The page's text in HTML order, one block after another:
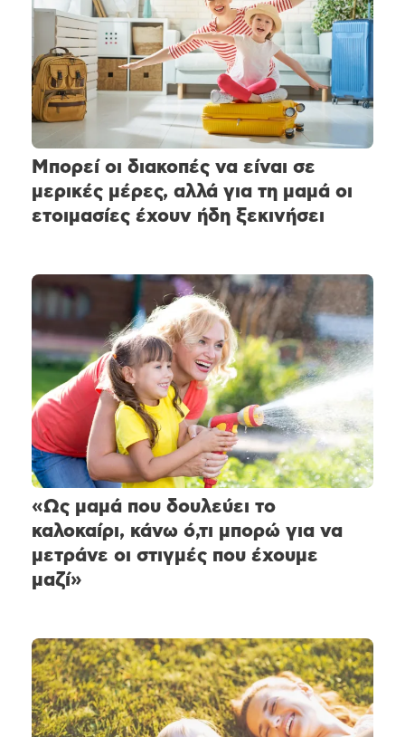
Μπορεί οι διακοπές να είναι σε
μερικές μέρες, αλλά για τη μαμά οι
ετοιμασίες έχουν ήδη ξεκινήσει
«Ως μαμά που δουλεύει το
καλοκαίρι, κάνω ό,τι μπορώ για να
μετράνε οι στιγμές που έχουμε
μαζί»